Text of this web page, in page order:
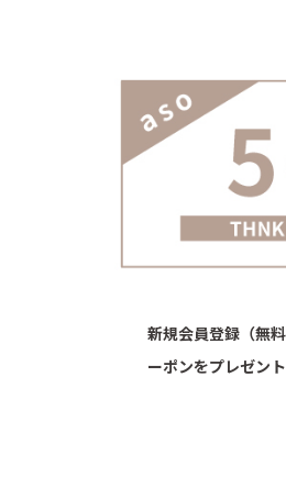
新規会員登録（無
ーポンをプレゼント